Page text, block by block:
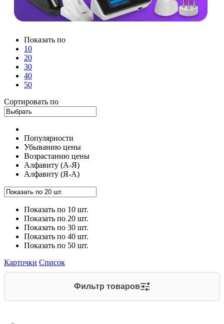
Показать по
10
20
30
40
50
Сортировать по
Популярности
Убыванию цены
Возрастанию цены
Алфавиту (А-Я)
Алфавиту (Я-А)
Показать по 10 шт.
Показать по 20 шт.
Показать по 30 шт.
Показать по 40 шт.
Показать по 50 шт.
Карточки Список
Фильтр товаров